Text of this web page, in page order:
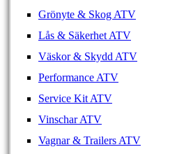
Grönyte & Skog ATV
Lås & Säkerhet ATV
Väskor & Skydd ATV
Performance ATV
Service Kit ATV
Vinschar ATV
Vagnar & Trailers ATV